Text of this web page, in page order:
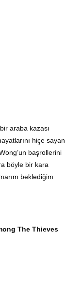
, bir araba kazası
hiçe sayan
başrollerini
böyle bir kara
beklediğim
The Thieves